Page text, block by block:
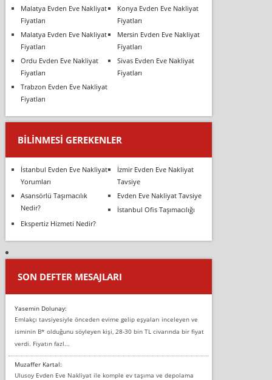
Malatya Evden Eve Nakliyat
Fiyatları
Konya Evden Eve Nakliyat
Fiyatları
Malatya Evden Eve Nakliyat
Fiyatları
Mersin Evden Eve Nakliyat
Fiyatları
Ordu Evden Eve Nakliyat
Fiyatları
Sivas Evden Eve Nakliyat
Fiyatları
Trabzon Evden Eve Nakliyat
Fiyatları
BILINMESI GEREKENLER
İstanbul Evden Eve Nakliyat
Yorumları
İzmir Evden Eve Nakliyat
Tavsiye
Asansörlü Taşımacılık
Nedir?
Evden Eve Nakliyat Tavsiye
İstanbul Ofis Taşımacılığı
Ekspertiz Hizmeti Nedir?
SON DEFTER MESAJLARI
Yasemin Dolunay:
Emlakçı tavsiyesiyle önceden evime gelip eşyaları inceleyen ve
isminin B* olduğunu söyleyen kişi, 28-30 bin TL civarında bir fiyat
verdi. Fiyatın fazl...
Muzaffer Kartal:
Ulusoy Evden Eve Nakliyat ile komple ev taşıma ve depolama